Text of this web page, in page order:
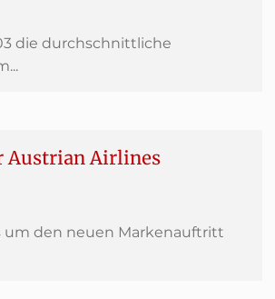
die durchschnittliche
Austrian Airlines
um den neuen Markenauftritt